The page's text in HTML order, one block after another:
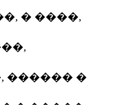
� ����,
������ �